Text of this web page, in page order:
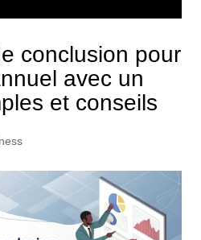
conclusion pour
avec un
et conseils